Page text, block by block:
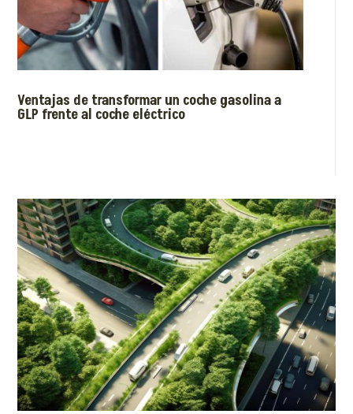
Ventajas de transformar un coche gasolina a
GLP frente al coche eléctrico